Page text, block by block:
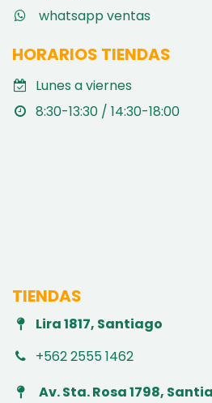
whatsapp ventas
HORARIOS TIENDAS
Lunes a viernes
8:30-13:30 / 14:30-18:00
TIENDAS
Lira 1817, Santiago
+562 2555 1462
Av. Sta. Rosa 1798,